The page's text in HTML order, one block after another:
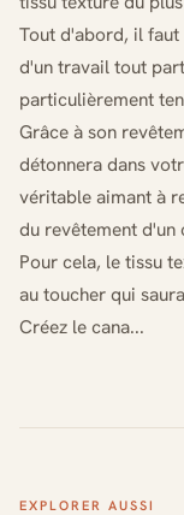
Tout d'abord, il
d'un travail tout
particulièrement
Grâce à son
détonnera dans
véritable aimant à
du revêtement
Pour cela, le tissu
au toucher qui
Créez le cana...
EXPLORER AUSSI